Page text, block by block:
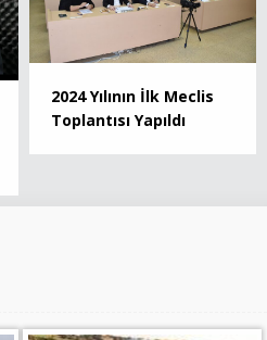
2024 Yılının İlk Meclis
Toplantısı Yapıldı